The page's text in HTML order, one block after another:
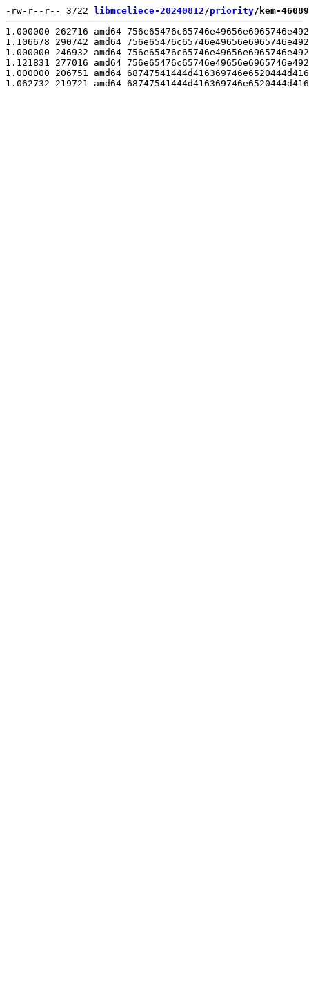
-rw-r--r-- 3722 libmceliece-20240812/priority/kem-
1.000000 262716 amd64
1.106678 290742 amd64
1.000000 246932 amd64
1.121831 277016 amd64
1.000000 206751 amd64